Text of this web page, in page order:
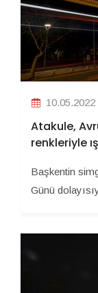
10.05.2022
Atakule,
renkleriyle
Başkentin
Günü